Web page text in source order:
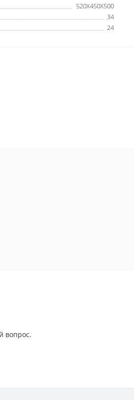
520Х450Х500
34
24
вопрос.